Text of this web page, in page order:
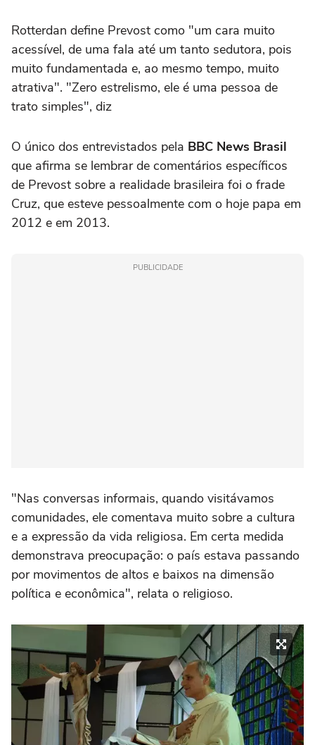
Rotterdan define Prevost como "um cara muito
acessível, de uma fala até um tanto sedutora, pois
muito fundamentada e, ao mesmo tempo, muito
atrativa". "Zero estrelismo, ele é uma pessoa de
trato simples", diz
O único dos entrevistados pela BBC News Brasil
que afirma se lembrar de comentários específicos
de Prevost sobre a realidade brasileira foi o frade
Cruz, que esteve pessoalmente com o hoje papa em
2012 e em 2013.
PUBLICIDADE
"Nas conversas informais, quando visitávamos
comunidades, ele comentava muito sobre a cultura
e a expressão da vida religiosa. Em certa medida
demonstrava preocupação: o país estava passando
por movimentos de altos e baixos na dimensão
política e econômica", relata o religioso.